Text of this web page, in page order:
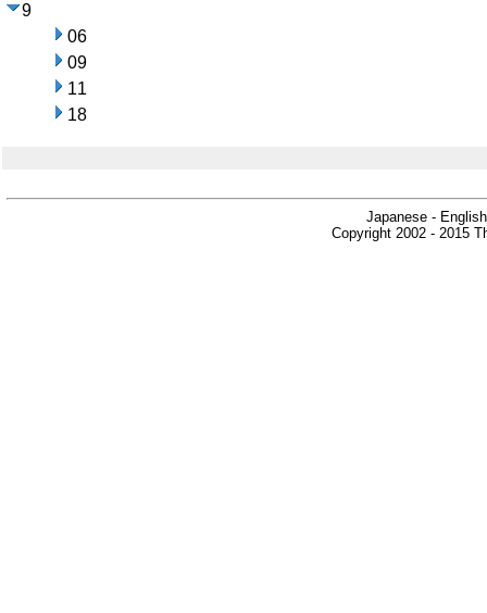
9
06
09
11
18
Japanese -
Copyright 2002 - 2015